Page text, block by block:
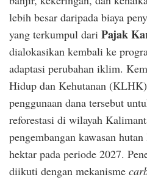
lebih besar daripada biaya
yang terkumpul dari Pajak
dialokasikan kembali ke
adaptasi perubahan iklim.
Hidup dan Kehutanan
penggunaan dana tersebut
reforestasi di wilayah
pengembangan kawasan
hektar pada periode 2027.
diikuti dengan mekanisme